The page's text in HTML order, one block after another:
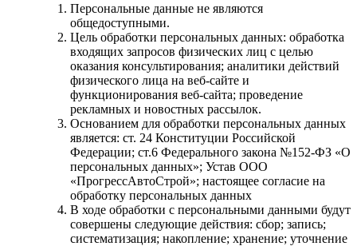
Персональные данные не являются
общедоступными.
Цель обработки персональных данных: обработка
входящих запросов физических лиц с целью
оказания консультирования; аналитики действий
физического лица на веб-сайте и
функционирования веб-сайта; проведение
рекламных и новостных рассылок.
Основанием для обработки персональных данных
является: ст. 24 Конституции Российской
Федерации; ст.6 Федерального закона №152-ФЗ «О
персональных данных»; Устав ООО
«ПрогрессАвтоСтрой»; настоящее согласие на
обработку персональных данных
В ходе обработки с персональными данными будут
совершены следующие действия: сбор; запись;
систематизация; накопление; хранение; уточнение